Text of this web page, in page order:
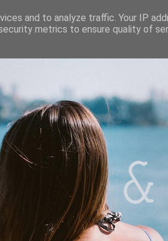
and to analyze traffic. Your IP
metrics to ensure quality of